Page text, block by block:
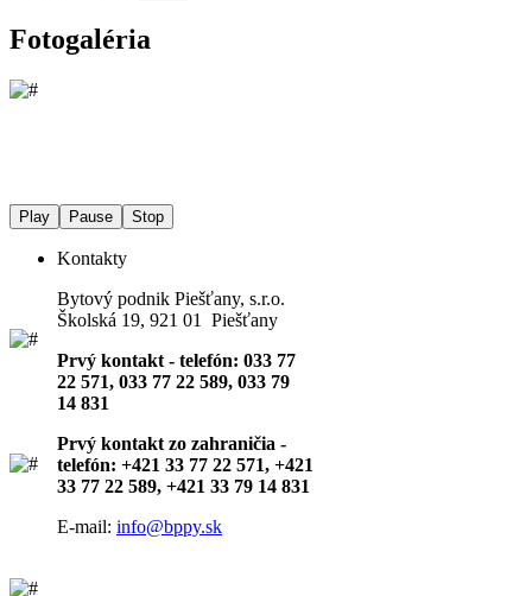
Fotogaléria
Play Pause Stop
Kontakty
Bytový podnik Piešťany, s.r.o.
Školská 19, 921 01 Piešťany
Prvý kontakt - telefón: 033 77
22 571, 033 77 22 589, 033 79
14 831
Prvý kontakt zo zahraničia -
telefón: +421 33 77 22 571, +421
33 77 22 589, +421 33 79 14 831
E-mail: info@bppy.sk